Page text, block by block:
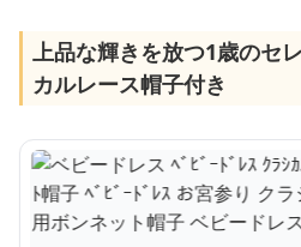
上品な輝きを放つ1歳のセ
カルレース帽子付き